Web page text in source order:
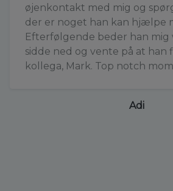
øjenkontakt med mig og
der er noget han kan hjælpe
Efterfølgende beder han mig
sidde ned og vente på at han
kollega, Mark. Top notch
Adi